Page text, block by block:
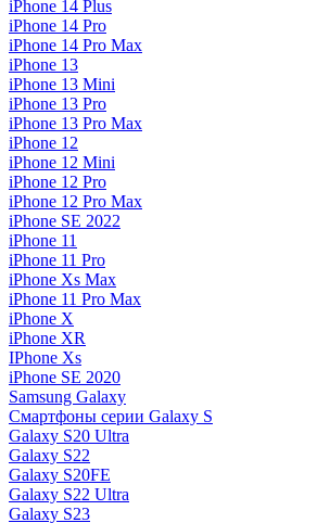
iPhone 14 Plus
iPhone 14 Pro
iPhone 14 Pro Max
iPhone 13
iPhone 13 Mini
iPhone 13 Pro
iPhone 13 Pro Max
iPhone 12
iPhone 12 Mini
iPhone 12 Pro
iPhone 12 Pro Max
iPhone SE 2022
iPhone 11
iPhone 11 Pro
iPhone Xs Max
iPhone 11 Pro Max
iPhone X
iPhone XR
IPhone Xs
iPhone SE 2020
Samsung Galaxy
Смартфоны серии Galaxy S
Galaxy S20 Ultra
Galaxy S22
Galaxy S20FE
Galaxy S22 Ultra
Galaxy S23